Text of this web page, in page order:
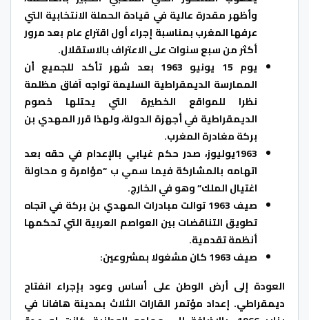
وأظهر مقدرة عالية في قيادة الحملة الانتخابية التي
عرفها المغرب بمناسبة إجراء أول اقتراع عام بعد مرور
أكثر من سبع سنوات على الاعتراف بالاستقلال.
يوم 15 يونيو 1963 بعد شهر تأكد للجميع أن
الممارسة الديمقراطية السليمة تواجه آفاق مظلمة
نظرا للمواقع الخطيرة التي يحتلها خصوم
الديمقراطية في أجهزة الدولة، ولهذا قرر المهدي بن
بركة مغادرة المغرب.
1963يوليوز، صدر حكم غيابي بالإعدام في حقه بعد
اتهامه بالمشاركة فيما سمي ب “مؤامرة و محاولة
اغتيال الملك” وهو في الخارج.
صيف 1963 توالت مبادرات المهدي بن بركة في اتجاه
تطويق التناقضات بين العواصم العربية التي تحكمها
أنظمة تقدمية.
صيف 1963 كان مشغولا بمشروعين:
العودة إلى أرض الوطن على أساس وعود بإجراء انفتاح
ديمقراطي. إعداد مؤتمر القارات الثلاث بمدينة هافانا في